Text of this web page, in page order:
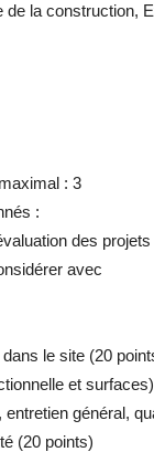
la construction,
: 3
:
des
avec
le site (20
et
général,
(20 points)